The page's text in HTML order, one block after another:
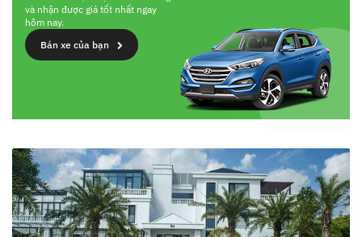
và nhận được giá tốt nhất ngay
hôm nay.
Bán xe của bạn